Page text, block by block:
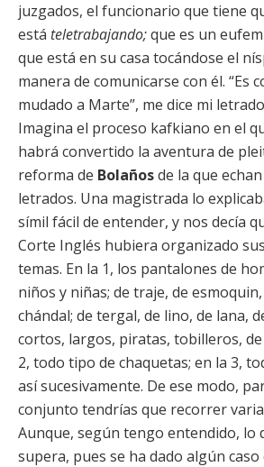
juzgados, el funcionario que tiene
está teletrabajando;que es un
que está en su casa tocándose el
manera de comunicarse con él. “Es
mudado a Marte”, me dice mi
Imagina el proceso kafkiano en el
habrá convertido la aventura de
reforma de Bolañosde la que
letrados. Una magistrada lo
símil fácil de entender, y nos decía
Corte Inglés hubiera organizado
temas. En la 1, los pantalones de
niños y niñas; de traje, de
chándal; de tergal, de lino, de lana,
cortos, largos, piratas, tobilleros, de
2, todo tipo de chaquetas; en la 3,
así sucesivamente. De ese modo,
conjunto tendrías que recorrer
Aunque, según tengo entendido, lo
supera, pues se ha dado algún